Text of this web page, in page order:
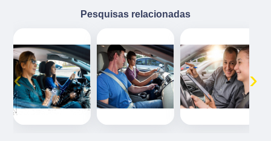
Pesquisas relacionadas
‹ ›